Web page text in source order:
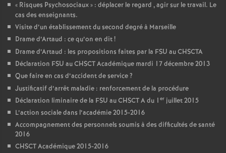
« Risques Psychosociaux» : déplacer le regard , agir sur le travail. Le
cas des enseignants.
Visite d’un établissement du second degré à Marseille
Drame d’Artaud : ce qu’on en dit!
Drame d’Artaud : les propositions faites par la FSU au CHSCTA
Déclaration FSU au CHSCT Académique mardi 17 décembre 2013
Que faire en cas d’accident de service?
Justificatif d’arrêt maladie : renforcement de la procédure
Déclaration liminaire de la FSU au CHSCT A du 1 er juillet 2015
L’action sociale dans l’académie 2015-2016
Accompagnement des personnels soumis à des difficultés de santé
2016
CHSCT Académique 2015-2016